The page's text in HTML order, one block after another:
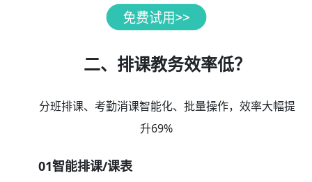
二、排课教务效率低？
分班排课、考勤消课智能化、批量操作，效率大幅提
升69%
01智能排课/课表